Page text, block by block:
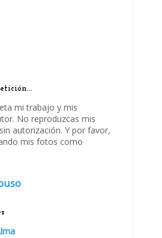
mi trabajo y mis
No reproduzcas mis
autorización. Y por favor,
mis fotos como